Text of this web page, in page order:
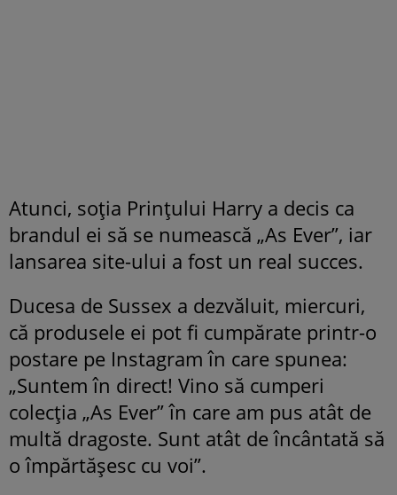
Atunci, soția Prințului Harry a decis ca
brandul ei să se numească „As Ever”, iar
lansarea site-ului a fost un real succes.
Ducesa de Sussex a dezvăluit, miercuri,
că produsele ei pot fi cumpărate printr-o
postare pe Instagram în care spunea:
„Suntem în direct! Vino să cumperi
colecția „As Ever” în care am pus atât de
multă dragoste. Sunt atât de încântată să
o împărtășesc cu voi”.